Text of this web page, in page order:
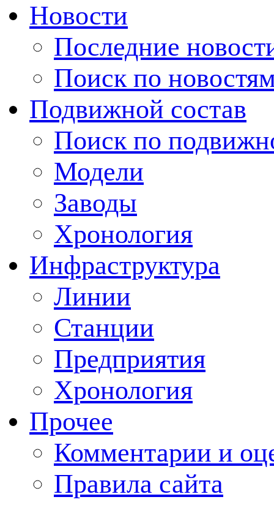
Новости
Последние
Поиск по
Подвижной состав
Поиск по
Модели
Заводы
Хронология
Инфраструктура
Линии
Станции
Предприятия
Хронология
Прочее
Комментарии и
Правила сайта